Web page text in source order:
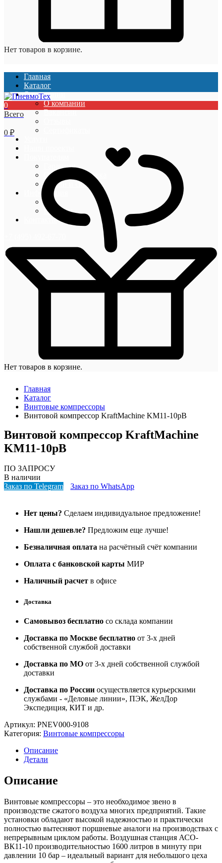
Нет товаров в корзине.
Главная
Каталог
О компании
О компании
Вакансии
Гарантии
Оплата и доставка
Акции и скидки
Информация
Блог
Новости
Контакты
0
Всего
0 ₽
Нет товаров в корзине.
Главная
Каталог
Винтовые компрессоры
Винтовой компрессор KraftMachine KM11-10рВ
Винтовой компрессор KraftMachine
KM11-10рВ
ПО ЗАПРОСУ
В наличии
Заказ по Telegram
Заказ по WhatsApp
Нет цены? Сделаем индивидуальное предложение!
Нашли дешевле? Предложим еще лучше!
Безналичная оплата на расчётный счёт компании
Оплата с банковской карты МИР
Наличный расчет в офисе
Доставка
Самовывоз бесплатно со склада компании
Доставка по Москве бесплатно от 3-х дней
собственной службой доставки
Доставка по МО от 3-х дней собственной службой
доставки
Доставка по России осуществляется курьерскими
службами - «Деловые линии», ПЭК, ЖелДор
Экспедиция, КИТ и др.
Артикул: PNEV000-9108
Категория: Винтовые компрессоры
Описание
Детали
Описание
Винтовые компрессоры – это необходимое звено в
производстве сжатого воздуха многих предприятий. Такие
установки обладают высокой надежностью и практически
полностью вытесняют поршневые аналоги на производствах с
непрерывным циклом работы. Воздушная станция АСО-
ВК11-10 производительностью 1600 литров в минуту при
давлении 10 бар – идеальный вариант для небольшого цеха